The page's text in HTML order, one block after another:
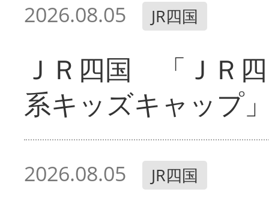
2026.08.05 JR四国
ＪＲ四国 「ＪＲ
系キッズキャップ
2026.08.05 JR四国